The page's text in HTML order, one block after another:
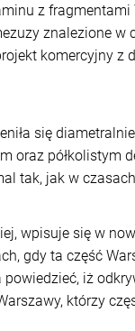
z fragmentami
znalezione w
komercyjny z
się
oraz półkolistym
tak, jak w
wpisuje się w
gdy ta część
powiedzieć, iż
którzy